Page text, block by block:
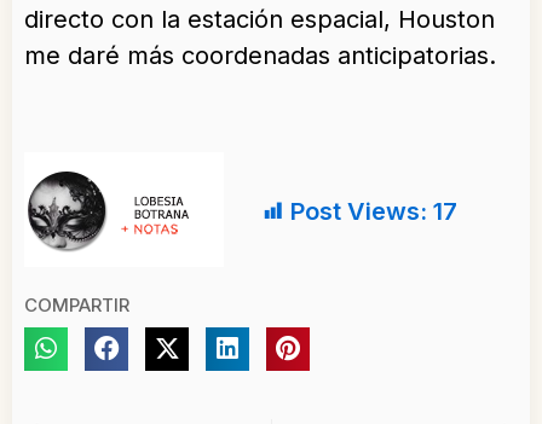
directo con la estación espacial, Houston
me daré más coordenadas anticipatorias.
Post Views: 17
COMPARTIR